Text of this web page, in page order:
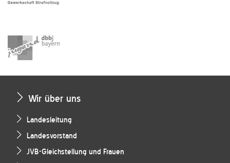
Wir über uns
Landesleitung
Landesvorstand
JVB-Gleichstellung und Frauen